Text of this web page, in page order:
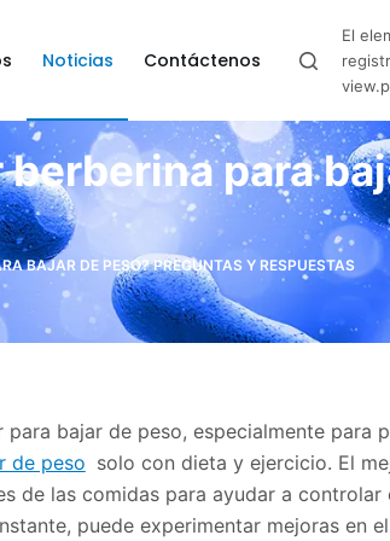
Noticias Contáctenos
El
para
BAJAR DE PESO? PREGUNTAS Y RESPUESTAS
bajar de peso, especialmente para
de peso solo con dieta y ejercicio. El
de las comidas para ayudar a
puede experimentar mejoras en